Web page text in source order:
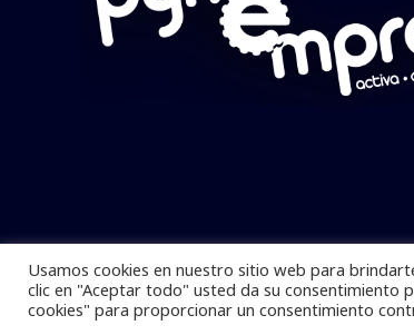
Pymempresario © 2025
Usamos cookies en nuestro sitio web para
clic en "Aceptar todo" usted da su consentimiento
cookies" para proporcionar un consentimiento